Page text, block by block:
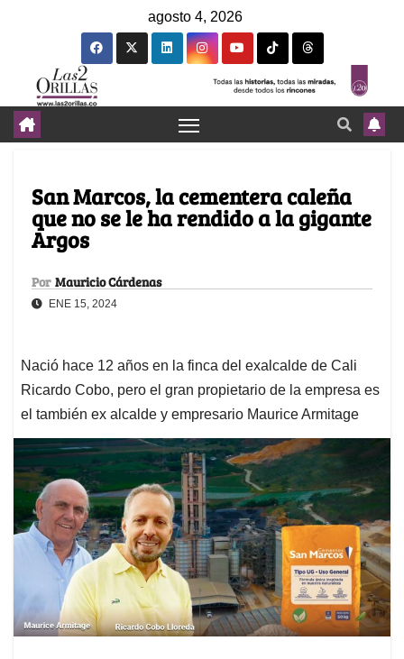
agosto 4, 2026
San Marcos, la cementera caleña
que no se le ha rendido a la gigante
Argos
Por Mauricio Cárdenas
ENE 15, 2024
Nació hace 12 años en la finca del exalcalde de Cali
Ricardo Cobo, pero el gran propietario de la empresa es
el también ex alcalde y empresario Maurice Armitage